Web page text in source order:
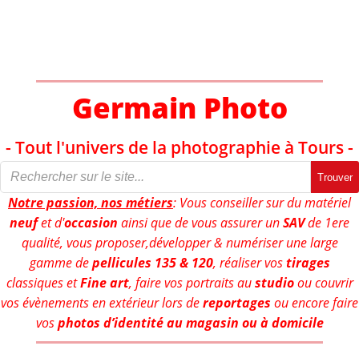
Germain Photo
- Tout l'univers de la photographie à Tours -
Trouver
Notre passion, nos métiers: Vous conseiller sur du matériel
neufet d'occasion ainsi que de vous assurer unSAVde 1ere
qualité, vous proposer,développer & numériser une large
gamme depellicules 135 & 120, réaliser vostirages
classiques etFine art, faire vos portraits austudioou couvrir
vos évènements en extérieur lors dereportages ou encore faire
vosphotos d’identité au magasin ou à domicile